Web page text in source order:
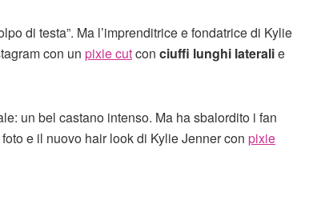
di testa”. Ma l’imprenditrice e fondatrice di Kylie
con un pixie cutcon ciuffi lunghi lateralie
un bel castano intenso. Ma ha sbalordito i fan
e il nuovo hair look di Kylie Jenner con pixie